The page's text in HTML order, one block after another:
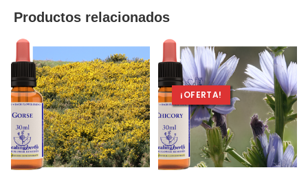
Productos relacionados
¡OFERTA!